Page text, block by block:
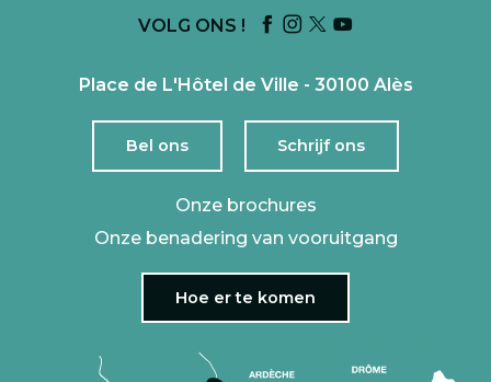
VOLG ONS !
Place de L'Hôtel de Ville - 30100 Alès
Bel ons Schrijf ons
Onze brochures
Onze benadering van vooruitgang
Hoe er te komen